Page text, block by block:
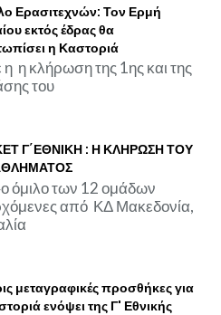
Ερασιτεχνών: Τον Ερμή
εκτός έδρας θα
η Καστοριά
η η κλήρωση της 1ης και της
του
Γ΄ΕΘΝΙΚΗ : Η ΚΛΗΡΩΣΗ ΤΟΥ
όμιλο των 12 ομάδων
από ΚΔ Μακεδονία,
μεταγραφικές προσθήκες για
ενόψει της Γ' Εθνικής